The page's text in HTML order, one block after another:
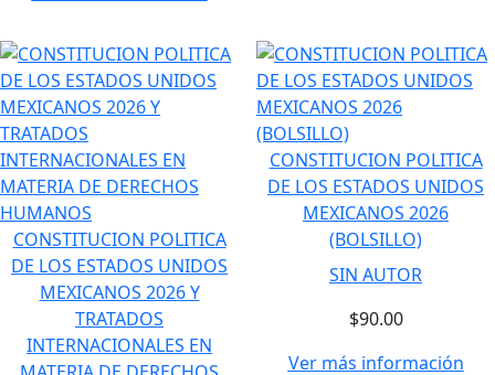
CONSTITUCION POLITICA
DE LOS ESTADOS UNIDOS
MEXICANOS 2026 Y
TRATADOS
INTERNACIONALES EN
CONSTITUCION POLITICA
DE LOS ESTADOS UNIDOS
MEXICANOS 2026
(BOLSILLO)
SIN AUTOR
$90.00
Ver más información